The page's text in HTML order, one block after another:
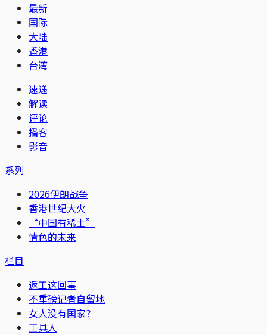
最新
国际
大陆
香港
台湾
速递
解读
评论
播客
影音
系列
2026伊朗战争
香港世纪大火
“中国有稀土”
情色的未来
栏目
返工这回事
不重磅记者自留地
女人没有国家？
工具人